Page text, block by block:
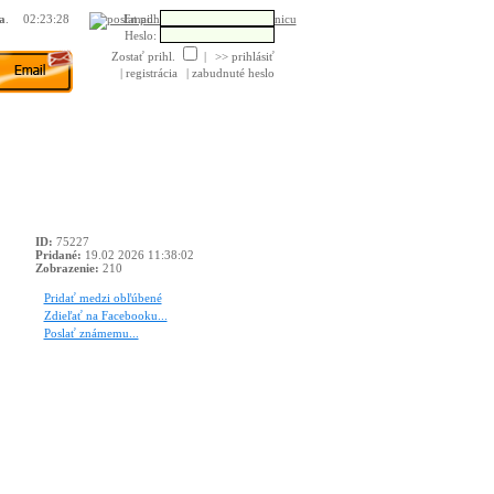
Poslať pohľadnicu
Email:
Heslo:
Zostať prihl.
|
>> prihlásiť
| registrácia
| zabudnuté heslo
ID: 75227
Pridané: 19.02 2026 11:38:02
Zobrazenie: 210
Pridať medzi obľúbené
Zdieľať na Facebooku...
Poslať známemu...